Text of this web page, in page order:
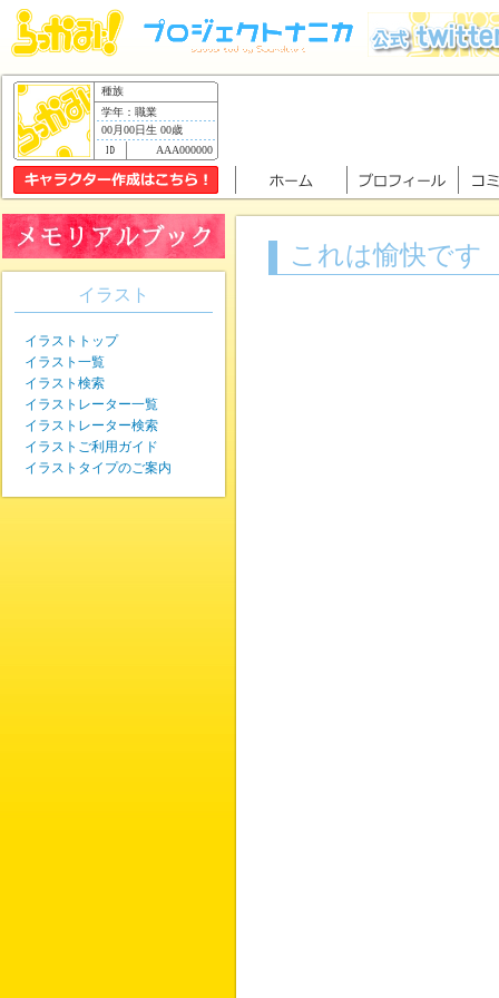
種族
学年：職業
00月00日生 00歳
AAA000000
これは愉快です
イラスト
イラストトップ
イラスト一覧
イラスト検索
イラストレーター一覧
イラストレーター検索
イラストご利用ガイド
イラストタイプのご案内